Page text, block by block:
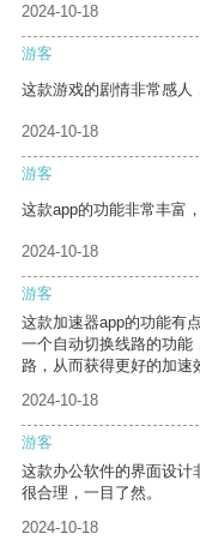
2024-10-18
游客
这款游戏的剧情非常感人
2024-10-18
游客
这款app的功能非常丰富
2024-10-18
游客
这款加速器app的功能有
一个自动切换线路的功能
路，从而获得更好的加速
2024-10-18
游客
这款办公软件的界面设计
很合理，一目了然。
2024-10-18